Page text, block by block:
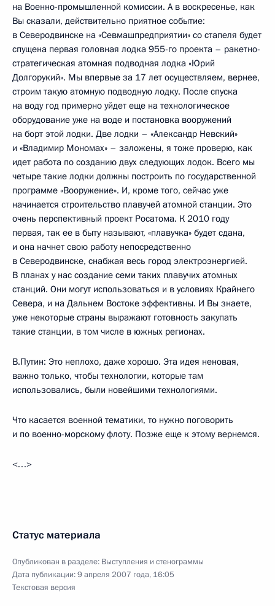
на Военно-промышленной комиссии. А в воскресенье, как
Вы сказали, действительно приятное событие:
в Северодвинске на «Севмашпредприятии» со стапеля будет
спущена первая головная лодка 955-го проекта – ракетно-
стратегическая атомная подводная лодка «Юрий
Долгорукий». Мы впервые за 17 лет осуществляем, вернее,
строим такую атомную подводную лодку. После спуска
на воду год примерно уйдет еще на технологическое
оборудование уже на воде и постановка вооружений
на борт этой лодки. Две лодки – «Александр Невский»
и «Владимир Мономах» – заложены, я тоже проверю, как
идет работа по созданию двух следующих лодок. Всего мы
четыре такие лодки должны построить по государственной
программе «Вооружение». И, кроме того, сейчас уже
начинается строительство плавучей атомной станции. Это
очень перспективный проект Росатома. К 2010 году
первая, так ее в быту называют, «плавучка» будет сдана,
и она начнет свою работу непосредственно
в Северодвинске, снабжая весь город электроэнергией.
В планах у нас создание семи таких плавучих атомных
станций. Они могут использоваться и в условиях Крайнего
Севера, и на Дальнем Востоке эффективны. И Вы знаете,
уже некоторые страны выражают готовность закупать
такие станции, в том числе в южных регионах.
В.Путин: Это неплохо, даже хорошо. Эта идея неновая,
важно только, чтобы технологии, которые там
использовались, были новейшими технологиями.
Что касается военной тематики, то нужно поговорить
и по военно-морскому флоту. Позже еще к этому вернемся.
<…>
Статус материала
Опубликован в разделе: Выступления и стенограммы
Дата публикации:9 апреля 2007 года, 16:05
Текстовая версия